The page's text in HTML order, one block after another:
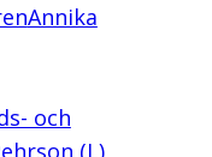
Annika
och
(L)